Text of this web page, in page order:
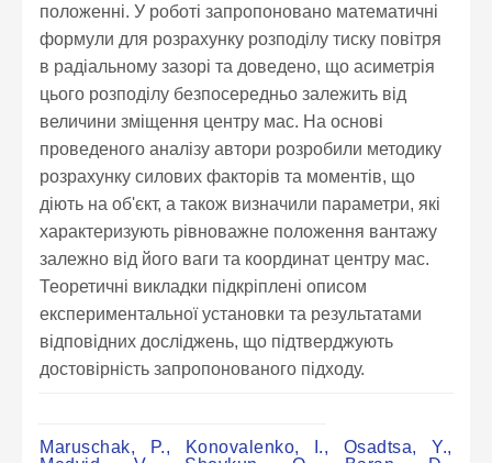
положенні. У роботі запропоновано математичні
формули для розрахунку розподілу тиску повітря
в радіальному зазорі та доведено, що асиметрія
цього розподілу безпосередньо залежить від
величини зміщення центру мас. На основі
проведеного аналізу автори розробили методику
розрахунку силових факторів та моментів, що
діють на об'єкт, а також визначили параметри, які
характеризують рівноважне положення вантажу
залежно від його ваги та координат центру мас.
Теоретичні викладки підкріплені описом
експериментальної установки та результатами
відповідних досліджень, що підтверджують
достовірність запропонованого підходу.
Maruschak, P., Konovalenko, I., Osadtsa, Y.,